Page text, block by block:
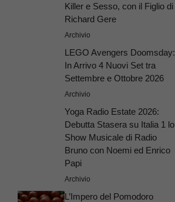
Killer e Sesso, con il Figlio di
Richard Gere
Archivio
LEGO Avengers Doomsday:
In Arrivo 4 Nuovi Set tra
Settembre e Ottobre 2026
Archivio
Yoga Radio Estate 2026:
Debutta Stasera su Italia 1 lo
Show Musicale di Radio
Bruno con Noemi ed Enrico
Papi
Archivio
L’Impero del Pomodoro